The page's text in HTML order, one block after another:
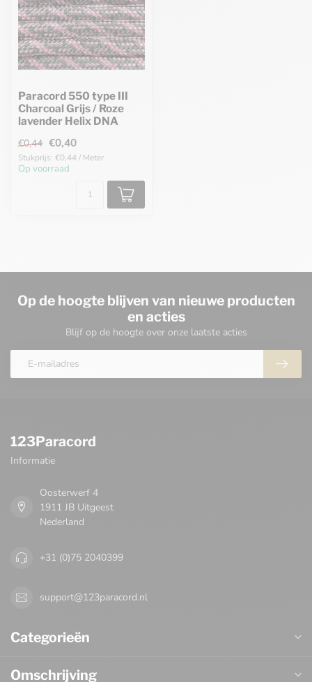
Paracord 550 type III
Charcoal Grijs / Roze
lavender Helix DNA
€0,44 €0,40
Stukprijs: €0,44 / Meter
Op voorraad
Op de hoogte blijven van nieuwe producten
en acties
Blijf op de hoogte over onze laatste acties
123Paracord
Informatie
Oosterwerf 4
1911 JB Uitgeest
Nederland
+31 (0)75 2040399
support@123paracord.nl
Categorieën
Omschrijving